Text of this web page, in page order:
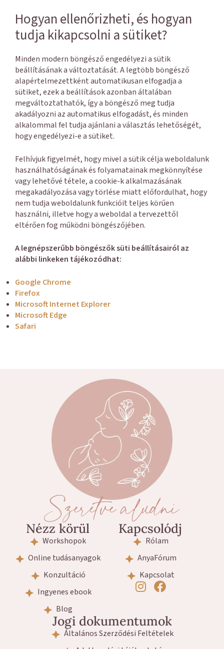
Hogyan ellenőrizheti, és hogyan
tudja kikapcsolni a sütiket?
Minden modern böngésző engedélyezi a sütik
beállításának a változtatását. A legtöbb böngésző
alapértelmezettként automatikusan elfogadja a
sütiket, ezek a beállítások azonban általában
megváltoztathatók, így a böngésző meg tudja
akadályozni az automatikus elfogadást, és minden
alkalommal fel tudja ajánlani a választás lehetőségét,
hogy engedélyezi-e a sütiket.
Felhívjuk figyelmét, hogy mivel a sütik célja weboldalunk
használhatóságának és folyamatainak megkönnyítése
vagy lehetővé tétele, a cookie-k alkalmazásának
megakadályozása vagy törlése miatt előfordulhat, hogy
nem tudja weboldalunk funkcióit teljes körűen
használni, illetve hogy a weboldal a tervezettől
eltérően fog működni böngészőjében.
A legnépszerűbb böngészők süti beállításairól az
alábbi linkeken tájékozódhat:
Google Chrome
Firefox
Microsoft Internet Explorer
Microsoft Edge
Safari
Szeretve aludni
Nézz körül
Workshopok
Online tudásanyagok
Konzultáció
Ingyenes ebook
Blog
Kapcsolódj
Rólam
AnyaFórum
Kapcsolat
Jogi dokumentumok
Általános Szerződési Feltételek